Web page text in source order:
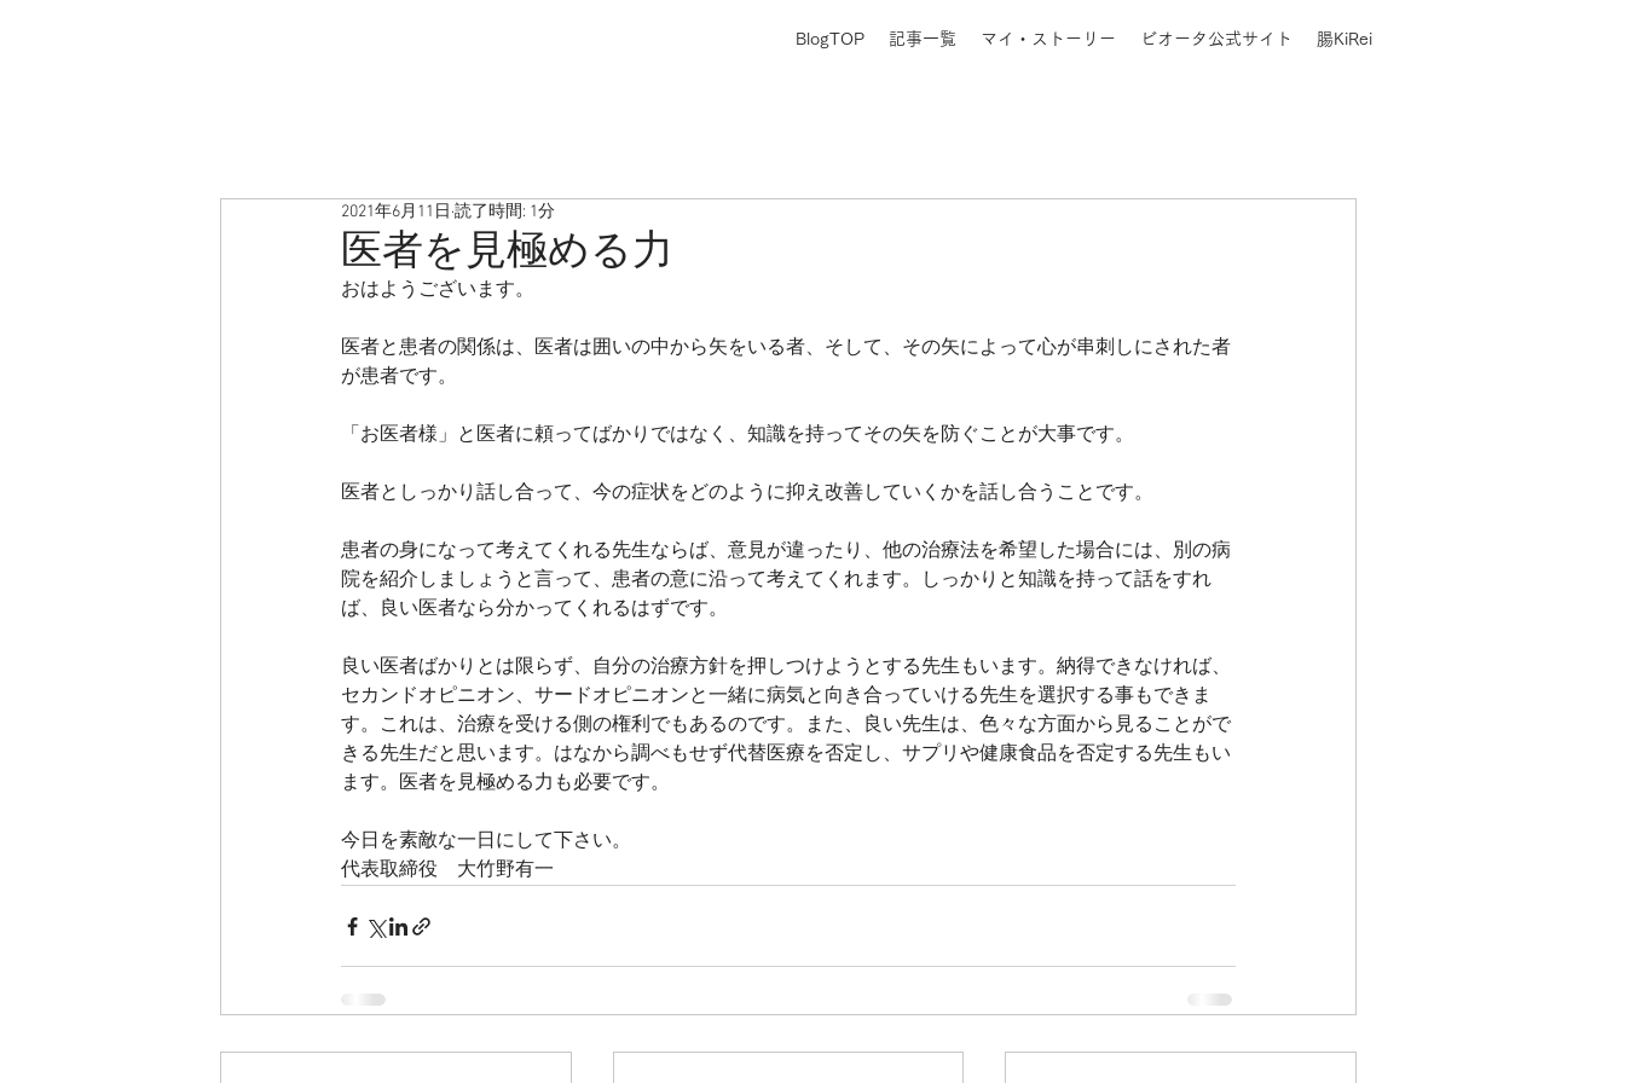
BlogTOP 記事一覧 マイ・ストーリー ビオータ公式サイト 腸KiRei
医者を見極める力
2021年6月11日 読了時間: 1分
おはようございます。
医者と患者の関係は、医者は囲いの中から矢をいる者、そして、その矢によって心が串刺しにされた者
が患者です。
「お医者様」と医者に頼ってばかりではなく、知識を持ってその矢を防ぐことが大事です。
医者としっかり話し合って、今の症状をどのように抑え改善していくかを話し合うことです。
患者の身になって考えてくれる先生ならば、意見が違ったり、他の治療法を希望した場合には、別の病
院を紹介しましょうと言って、患者の意に沿って考えてくれます。しっかりと知識を持って話をすれ
ば、良い医者なら分かってくれるはずです。
良い医者ばかりとは限らず、自分の治療方針を押しつけようとする先生もいます。納得できなければ、
セカンドオピニオン、サードオピニオンと一緒に病気と向き合っていける先生を選択する事もできま
す。これは、治療を受ける側の権利でもあるのです。また、良い先生は、色々な方面から見ることがで
きる先生だと思います。はなから調べもせず代替医療を否定し、サプリや健康食品を否定する先生もい
ます。医者を見極める力も必要です。
今日を素敵な一日にして下さい。
代表取締役　大竹野有一